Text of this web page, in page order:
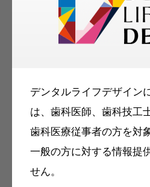
デンタルライフデザイン
は、歯科医師、歯科技工
歯科医療従事者の方を対
一般の方に対する情報提
せん。
歯科に関するお
メールマガジ
ご登録いただいた職